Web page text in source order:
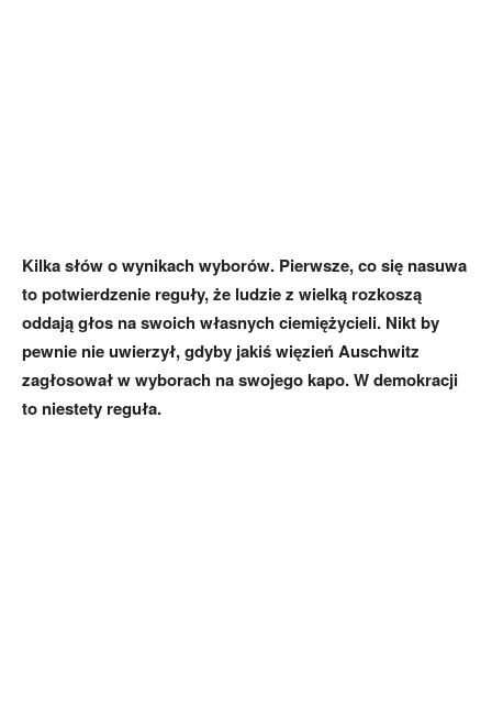
Kilka słów o wynikach wyborów. Pierwsze, co się nasuwa
to potwierdzenie reguły, że ludzie z wielką rozkoszą
oddają głos na swoich własnych ciemiężycieli. Nikt by
pewnie nie uwierzył, gdyby jakiś więzień Auschwitz
zagłosował w wyborach na swojego kapo. W demokracji
to niestety reguła.